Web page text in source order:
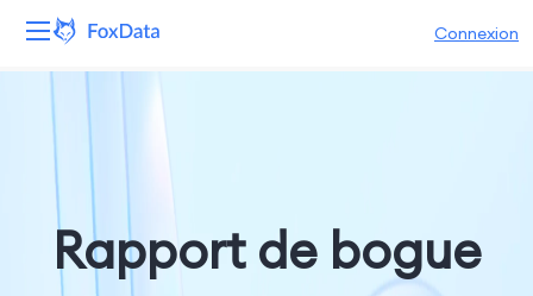
Connexion
Solutions
Ressources
Rapport de bogue